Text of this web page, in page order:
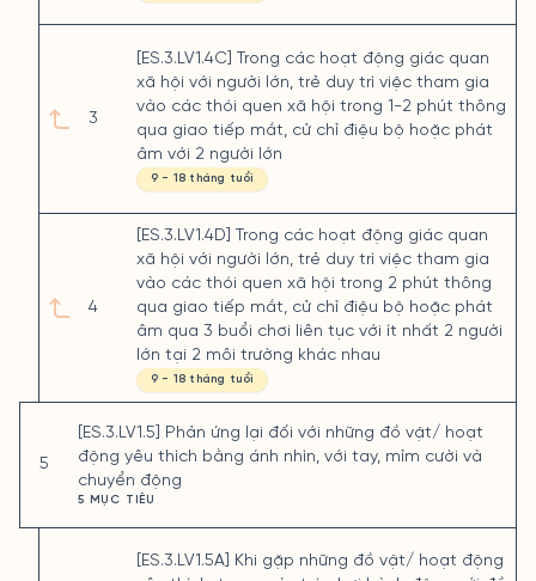
3
4
[ES.3.LV1.4C] Trong các hoạt động giác quan
xã hội với người lớn, trẻ duy trì việc tham gia
vào các thói quen xã hội trong 1-2 phút thông
qua giao tiếp mắt, cử chỉ điệu bộ hoặc phát
âm với 2 người lớn
9 - 18 tháng tuổi
[ES.3.LV1.4D] Trong các hoạt động giác quan
xã hội với người lớn, trẻ duy trì việc tham gia
vào các thói quen xã hội trong 2 phút thông
qua giao tiếp mắt, cử chỉ điệu bộ hoặc phát
âm qua 3 buổi chơi liên tục với ít nhất 2 người
lớn tại 2 môi trường khác nhau
9 - 18 tháng tuổi
5
[ES.3.LV1.5] Phản ứng lại đối với những đồ vật/ hoạt
động yêu thích bằng ánh nhìn, với tay, mỉm cười và
chuyển động
5 MỤC TIÊU
[ES.3.LV1.5A] Khi gặp những đồ vật/ hoạt động